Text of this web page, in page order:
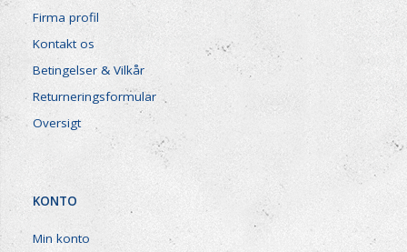
Firma profil
Kontakt os
Betingelser & Vilkår
Returneringsformular
Oversigt
KONTO
Min konto